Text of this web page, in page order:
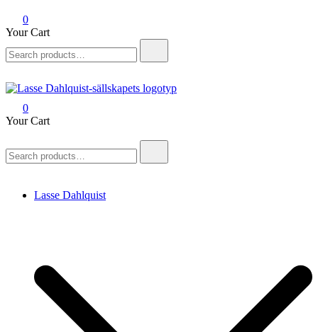
0
Your Cart
for:
Lasse Dahlquist-sällskapet
Allt om Lasse Dahlquist – kompositör, musiker, artist, kåsör och
skådespelare
0
Your Cart
for:
Lasse Dahlquist